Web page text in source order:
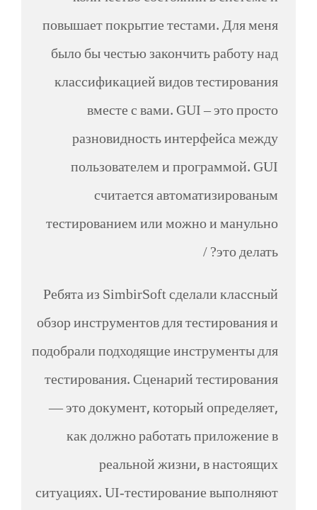
повышает покрытие тестами. Для меня
было бы честью закончить работу над
классификацией видов тестирования
вместе с вами. GUI – это просто
разновидность интерфейса между
пользователем и программой. GUI
считается автоматизированым
тестированием или можно и манульно
это делать? /
Ребята из SimbirSoft сделали классный
обзор инструментов для тестирования и
подобрали подходящие инструменты для
тестирования. Сценарий тестирования
— это документ, который определяет,
как должно работать приложение в
реальной жизни, в настоящих
ситуациях. UI-тестирование выполняют